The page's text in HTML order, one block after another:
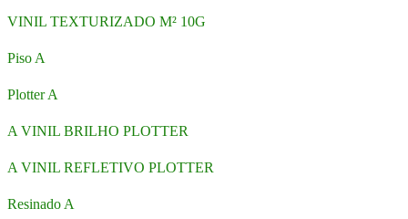
VINIL TEXTURIZADO M² 10G
Piso A
Plotter A
A VINIL BRILHO PLOTTER
A VINIL REFLETIVO PLOTTER
Resinado A